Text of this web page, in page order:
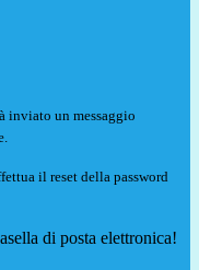
inviato un messaggio
il reset della password
di posta elettronica!